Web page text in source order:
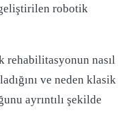
robotik
rehabilitasyonun nasıl
ve neden klasik
ayrıntılı şekilde